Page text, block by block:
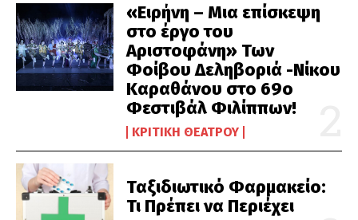
«Ειρήνη – Μια επίσκεψη
στο έργο του
Αριστοφάνη» Των
Φοίβου Δεληβοριά -Νίκου
Καραθάνου στο 69ο
Φεστιβάλ Φιλίππων!
ΚΡΙΤΙΚΉ ΘΕΆΤΡΟΥ
Ταξιδιωτικό Φαρμακείο:
Τι Πρέπει να Περιέχει